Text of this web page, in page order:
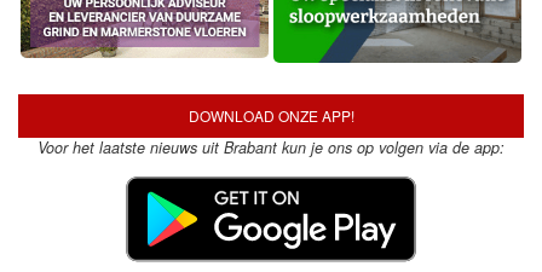
DOWNLOAD ONZE APP!
Voor het laatste nieuws uit Brabant kun je ons op volgen via de app: